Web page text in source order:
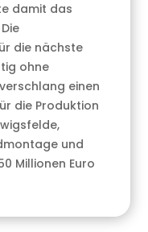
damit das
die nächste
ohne
einen
die Produktion
und
Millionen Euro